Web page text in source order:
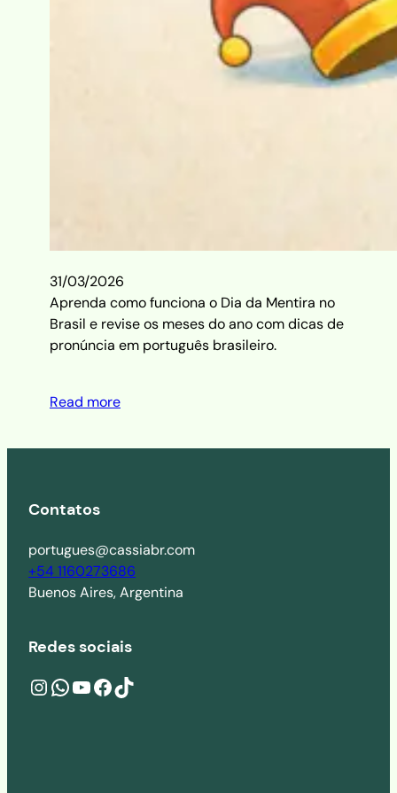
31/03/2026
Aprenda como funciona o Dia da Mentira no
Brasil e revise os meses do ano com dicas de
pronúncia em português brasileiro.
Read more
Contatos
portugues@cassiabr.com
+54 1160273686
Buenos Aires, Argentina
Redes sociais
Instagramwa.me/541160273686 YouTube Facebook TikTok